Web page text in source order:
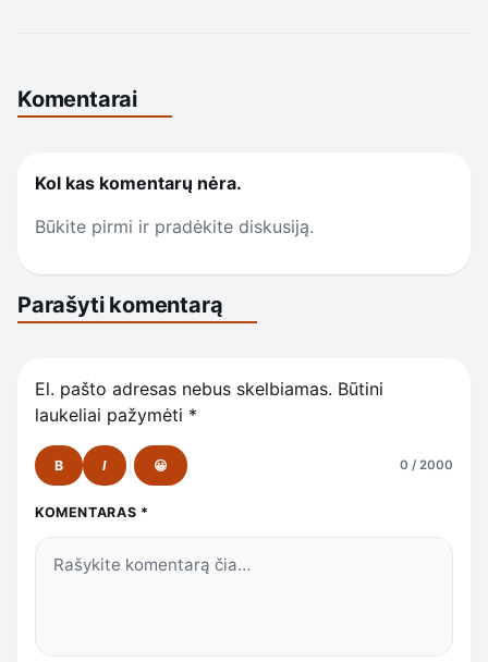
Komentarai
Kol kas komentarų nėra.
Būkite pirmi ir pradėkite diskusiją.
Parašyti komentarą
El. pašto adresas nebus skelbiamas. Būtini
laukeliai pažymėti *
B I 😀 0 / 2000
KOMENTARAS *